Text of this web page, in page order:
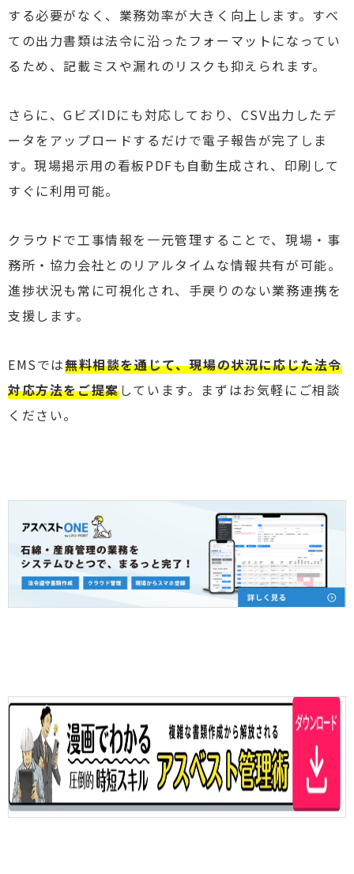
する必要がなく、業務効率が大きく向上します。すべ
ての出力書類は法令に沿ったフォーマットになってい
るため、記載ミスや漏れのリスクも抑えられます。
さらに、GビズIDにも対応しており、CSV出力したデ
ータをアップロードするだけで電子報告が完了しま
す。現場掲示用の看板PDFも自動生成され、印刷して
すぐに利用可能。
クラウドで工事情報を一元管理することで、現場・事
務所・協力会社とのリアルタイムな情報共有が可能。
進捗状況も常に可視化され、手戻りのない業務連携を
支援します。
EMSでは無料相談を通じて、現場の状況に応じた法令
対応方法をご提案しています。まずはお気軽にご相談
ください。